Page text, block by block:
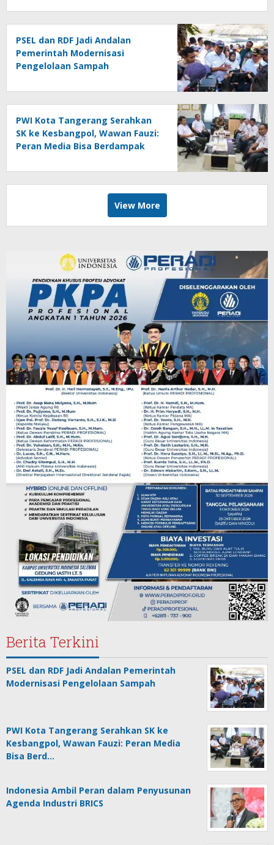
PSEL dan RDF Jadi Andalan
Pemerintah Modernisasi
Pengelolaan Sampah
PWI Kota Tangerang Serahkan
SK ke Kesbangpol, Wawan Fauzi:
Peran Media Bisa Berdampak
View More
Berita Terkini
PSEL dan RDF Jadi Andalan Pemerintah
Modernisasi Pengelolaan Sampah
PWI Kota Tangerang Serahkan SK ke
Kesbangpol, Wawan Fauzi: Peran Media
Bisa Berd…
Indonesia Ambil Peran dalam Penyusunan
Agenda Industri BRICS